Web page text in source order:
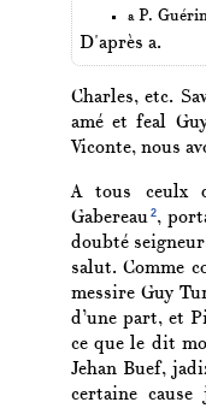
aP.
D'après a.
Charles, etc.
amé et feal
Viconte, nous
A tous ceulx
Gabereau 2,
doubté
salut. Comme
messire Guy
d’une part, et
ce que le dit
Jehan Buef,
certaine